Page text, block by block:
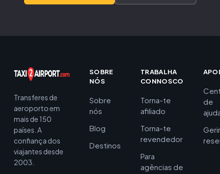
Transferes de
aeroporto em
mais de 150
países. A
confiança dos
viajantes desde
2003.
SOBRE
NÓS
Sobre
nós
Blog
Destinos
TRABALHA
CONNOSCO
Torna-te
afiliado
Torna-te
revendedor
Para
agências de
de
Gerir